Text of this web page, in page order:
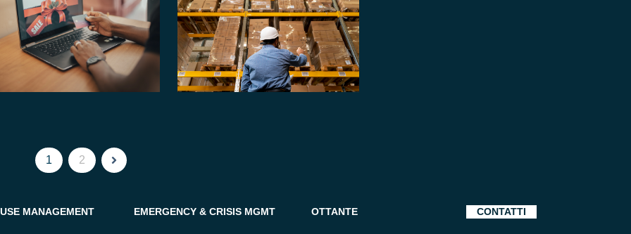
1 2
MANAGEMENT EMERGENCY & CRISIS MGMT OTTANTE CONTATTI